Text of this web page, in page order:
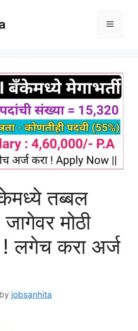
Menu
तब्बल
मोठी
! लगेच करा अर्ज
by jobsanhita